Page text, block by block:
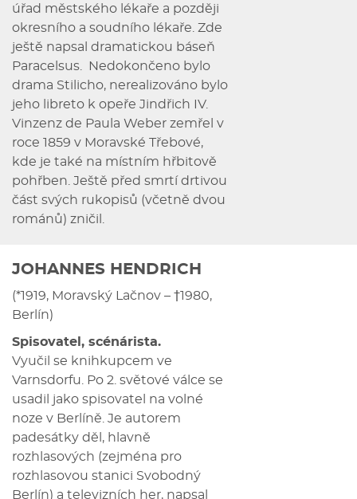
úřad městského lékaře a později
okresního a soudního lékaře. Zde
ještě napsal dramatickou báseň
Paracelsus. Nedokončeno bylo
drama Stilicho, nerealizováno bylo
jeho libreto k opeře Jindřich IV.
Vinzenz de Paula Weber zemřel v
roce 1859 v Moravské Třebové,
kde je také na místním hřbitově
pohřben. Ještě před smrtí drtivou
část svých rukopisů (včetně dvou
románů) zničil.
JOHANNES HENDRICH
(*1919, Moravský Lačnov – †1980,
Berlín)
Spisovatel, scénárista.
Vyučil se knihkupcem ve
Varnsdorfu. Po 2. světové válce se
usadil jako spisovatel na volné
noze v Berlíně. Je autorem
padesátky děl, hlavně
rozhlasových (zejména pro
rozhlasovou stanici Svobodný
Berlín) a televizních her, napsal